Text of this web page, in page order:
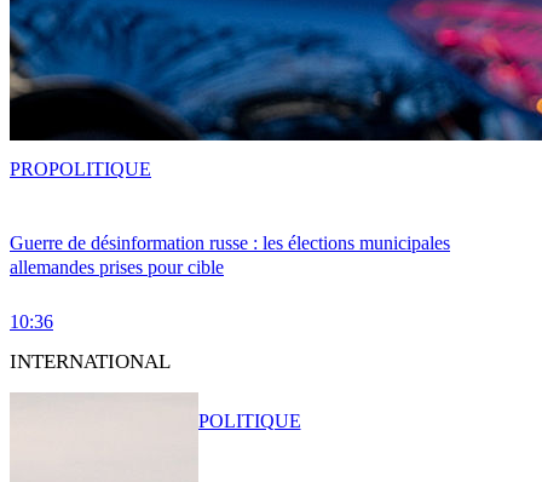
Guerre de désinformation russe : les élections municipales
allemandes prises pour cible
10:36
PROPOLITIQUE
INTERNATIONAL
POLITIQUE